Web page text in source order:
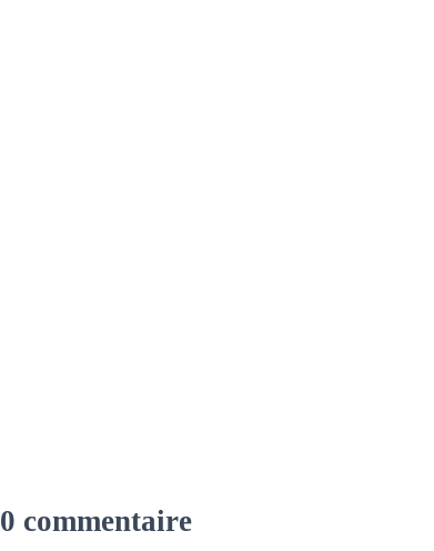
0 commentaire